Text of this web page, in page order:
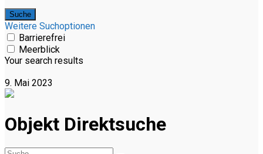
Weitere Suchoptionen
Barrierefrei
Meerblick
Your search results
9. Mai 2023
Objekt Direktsuche